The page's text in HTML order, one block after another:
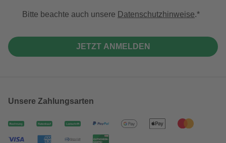
Bitte beachte auch unsere Datenschutzhinweise.
JETZT ANMELDEN
Unsere Zahlungsarten